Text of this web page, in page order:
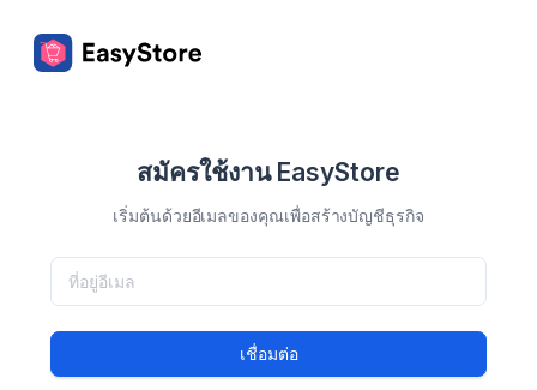
สมัครใช้งาน EasyStore
เริ่มต้นด้วยอีเมลของคุณเพื่อสร้างบัญชีธุรกิจ
เชื่อมต่อ